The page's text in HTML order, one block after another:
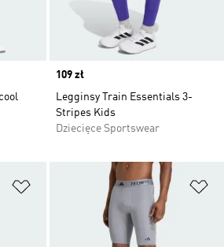
Price
109 zł
Legginsy Train Essentials 3-
Stripes Kids
Dziecięce Sportswear
Dodaj do listy życzeń